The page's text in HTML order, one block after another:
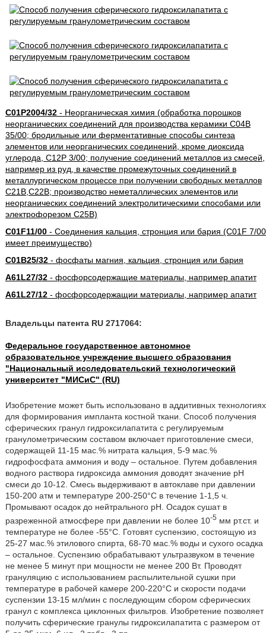
C01P2004/32- Неорганическая химия (обработка порошков
неорганических соединений для производства керамики C04B
35/00; бродильные или ферментативные способы синтеза
элементов или неорганических соединений, кроме диоксида
углерода, C12P 3/00; получение соединений металлов из смесей,
например из руд, в качестве промежуточных соединений в
металлургическом процессе при получении свободных металлов
C21B,C22B; производство неметаллических элементов или
неорганических соединений электролитическими способами или
электрофорезом C25B)
C01F11/00- Соединения кальция, стронция или бария (C01F 7/00
имеет преимущество)
C01B25/32- фосфаты магния, кальция, стронция или бария
A61L27/32- фосфорсодержащие материалы, например апатит
A61L27/12- фосфорсодержащии материалы, например апатит
Владельцы патента RU 2717064:
Федеральное государственное автономное
образовательное учреждение высшего образования
"Национальный исследовательский технологический
университет "МИСиС" (RU)
Изобретение может быть использовано в аддитивных технологиях
для формирования импланта костной ткани. Способ получения
сферических гранул гидроксилапатита с регулируемым
гранулометрическим составом включает приготовление смеси,
содержащей 11-15 мас.% нитрата кальция, 5-9 мас.%
гидрофосфата аммония и воду – остальное. Путем добавления
водного раствора гидроксида аммония доводят значение рН
смеси до 10-12. Смесь выдерживают в автоклаве при давлении
150-200 атм и температуре 200-250°С в течение 1-1,5 ч.
Промывают осадок до нейтрального рН. Осадок сушат в
разреженной атмосфере при давлении не более 10-5 мм рт.ст. и
температуре не более -55°С. Готовят суспензию, состоящую из
25-27 мас.% этилового спирта, 68-70 мас.% воды и сухого осадка
– остальное. Суспензию обрабатывают ультразвуком в течение
не менее 5 минут при мощности не менее 200 Вт. Проводят
грануляцию с использованием распылительной сушки при
температуре в рабочей камере 200-220°С и скорости подачи
суспензии 13-15 мл/мин с последующим сбором сферических
гранул с комплекса циклонных фильтров. Изобретение позволяет
получить сферические гранулы гидроксилапатита с размером от